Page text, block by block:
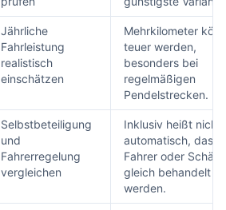
Jährliche
Fahrleistung
realistisch
einschätzen
Mehrkilometer
teuer werden,
besonders bei
regelmäßigen
Pendelstrecken.
Selbstbeteiligung
und
Fahrerregelung
vergleichen
Inklusiv heißt nicht
automatisch, dass
Fahrer oder
gleich behandelt
werden.